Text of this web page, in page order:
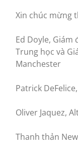
Xin chúc mừng
Ed Doyle, Giám
Trung học và
Manchester
Patrick
Oliver Jaquez,
Thanh thản